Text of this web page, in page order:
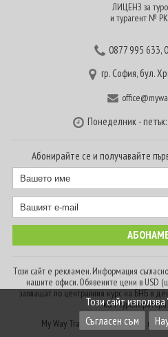
ЛИЦЕНЗ за
и турагент №
0877 995 633,
гр. София, бул.
Понеделник -
Абонирайте се и получавайте
Този сайт е рекламен. Информация
нашите офиси. Обявените цени в USD
заплащат по централния курс на БНБ в
към туроператора
My Way Travel © 2016. Всички
Този сайт използва
Съгласен съм